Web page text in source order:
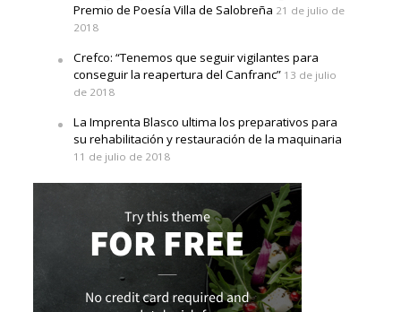
Premio de Poesía Villa de Salobreña 21 de julio de
2018
Crefco: “Tenemos que seguir vigilantes para
conseguir la reapertura del Canfranc” 13 de julio
de 2018
La Imprenta Blasco ultima los preparativos para
su rehabilitación y restauración de la maquinaria
11 de julio de 2018